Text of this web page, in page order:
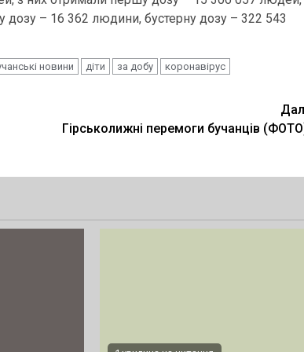
– 16 362 людини, бустерну дозу – 322 543
новини діти за добу
коронавірус
Гірськолижні перемоги бучанців